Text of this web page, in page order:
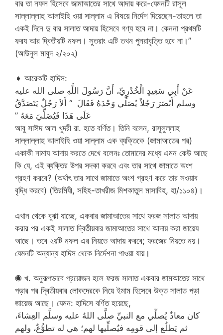
বার তা নফল হিসেবে জামাআতের সাথে আদায় করে-যেমনটি রাসূল
সাল্লাল্লাহু আলাইহি ওয়া সাল্লাম এ বিষয়ে নির্দেশ দিয়েছেন-তাহলে তা
একই দিনে দু বার সালাত আদায় হিসেবে গণ্য হবে না। কেননা প্রথমটি
ফরয আর দ্বিতীয়টি নফল। সুতরাং এটি তখন পুনরাবৃত্তি হবে না।”
(আউনুল মাবুদ ২/২০২)
➧ আরেকটি হাদিস:
عَنْ أَبِي سَعِيدٍ الْخُدْرِيِّ، أَنَّ رَسُولَ اللَّهِ صلى الله عليه
وسلم أَبْصَرَ رَجُلاً يُصَلِّي وَحْدَهُ فَقَالَ ‏ “‏ أَلاَ رَجُلٌ يَتَصَدَّقُ
عَلَى هَذَا فَيُصَلِّيَ مَعَهُ ‏”‏
আবু সাঈদ আল খুদরী রা. হতে বর্ণিত। তিনি বলেন, রাসূলুল্লাহ
সাল্লাল্লাহু আলাইহি ওয়া সাল্লাম এক ব্যক্তিকে (জামাআতের পর)
একাকী নামায আদায় করতে দেখে বলেনঃ তোমাদের মধ্যে এমন কেউ আছে
কি যে, এই ব্যক্তির উপর সদকা করবে এবং তার সাথে জামাতে অংশ
গ্রহণ করবে? (অর্থাৎ তার সাথে জামাতে অংশ গ্রহণ করে তার সওয়াব
বৃদ্ধি করবে) (তিরমিযী, সহিহ-তাখরীজ মিশকাতুল মাসাবিহ, হা/১১০৪)।
এখান থেকে বুঝা যাচ্ছে, একবার জামাআতের সাথে ফরজ সালাত আদায়
করার পর একই সালাত দ্বিতীয়বার জামাআতের সাথে আদায় করা জায়েয
আছে। তবে ২য়টি নফল এর নিয়তে আদায় করবে; ফরজের নিয়তে নয়।
যেমনটি অন্যান্য হাদিস থেকে নির্দেশনা পাওয়া যায়।
◉ খ. অনুরূপভাবে প্রয়োজন হলে ফরজ সালাত একবার জামআতের সাথে
পড়ার পর দ্বিতীয়বার লোকদেরকে নিয়ে ইমাম হিসেবে উক্ত সালাত পড়া
জায়েজ আছে। যেমন: হাদিসে বর্ণিত হয়েছে,
كان معاذٌ يُصلِّي مع النبيِّ صلَّى اللهُ عليه وسلَّم العِشاءَ،
ثم يَطلُع إلى قومِه فيُصلِّيها لهم؛ هي له تطوُّعٌ، ولهم